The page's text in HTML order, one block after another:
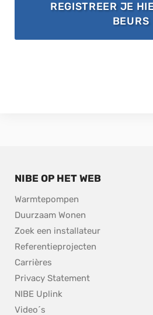
REGISTREER JE
BEURS
NIBE OP HET WEB
Warmtepompen
Duurzaam Wonen
Zoek een installateur
Referentieprojecten
Carrières
Privacy Statement
NIBE Uplink
Video´s